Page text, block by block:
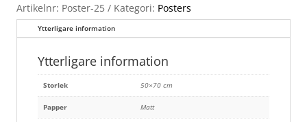
Artikelnr: Poster-25 Kategori: Posters
Ytterligare information
Ytterligare information
Storlek 50×70 cm
Papper Matt